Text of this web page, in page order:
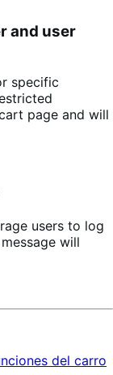
and user
specific
page and will
users to log
will
del carro